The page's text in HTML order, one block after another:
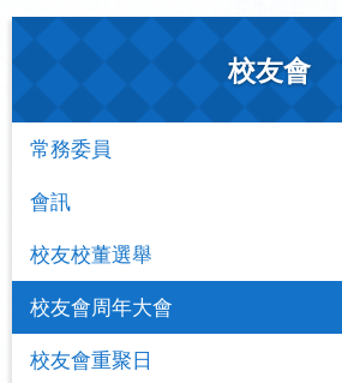
校友會
常務委員
會訊
校友校董選舉
校友會周年大會
校友會重聚日